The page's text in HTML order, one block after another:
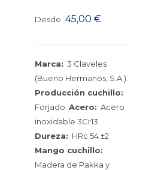
Desde 45,00€
Marca: 3 Claveles
(Bueno Hermanos, S.A.).
Producción cuchillo:
Forjado.Acero: Acero
inoxidable 3Cr13
Dureza: HRc 54 ±2
Mango cuchillo:
Madera de Pakka y